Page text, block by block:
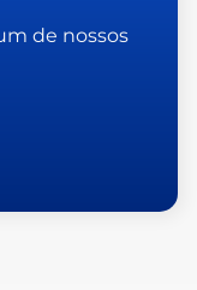
de nossos